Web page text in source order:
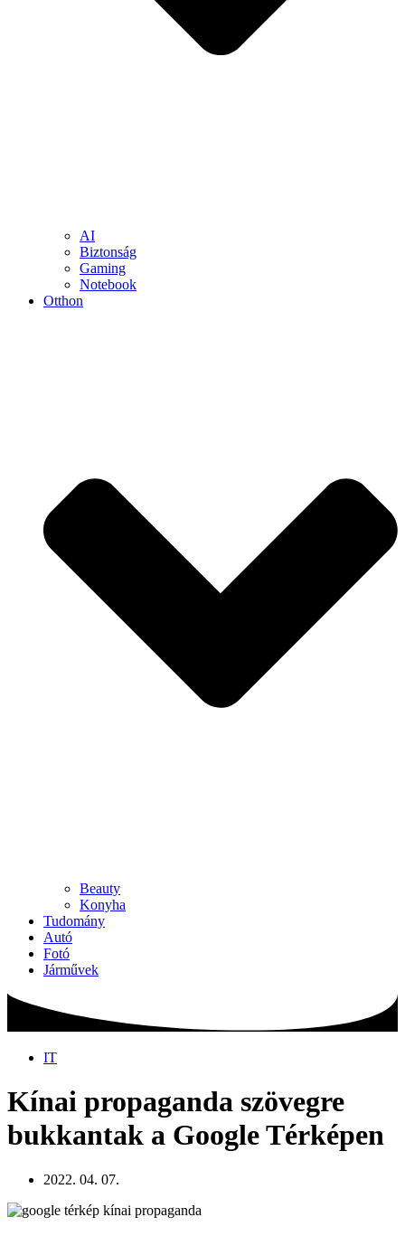
AI
Biztonság
Gaming
Notebook
Otthon
Beauty
Konyha
Tudomány
Autó
Fotó
Járművek
IT
Kínai propaganda szövegre
bukkantak a Google Térképen
2022. 04. 07.